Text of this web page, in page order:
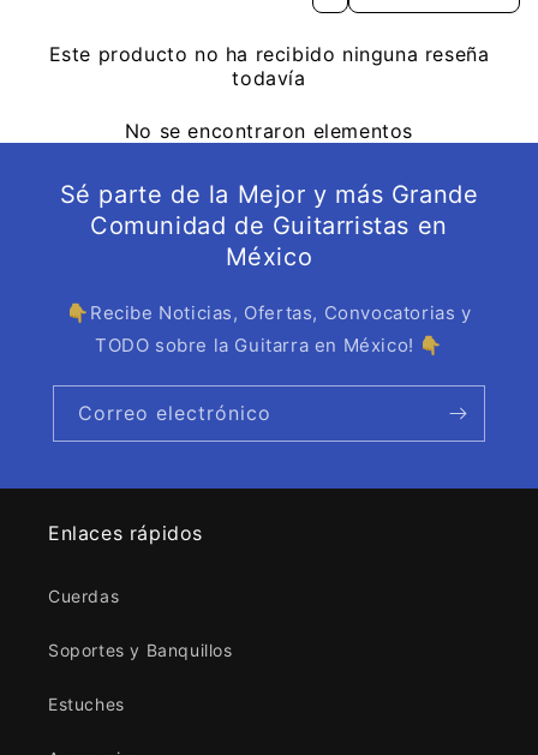
Este producto no ha recibido ninguna reseña
todavía
No se encontraron elementos
Sé parte de la Mejor y más Grande
Comunidad de Guitarristas en
México
👇Recibe Noticias, Ofertas, Convocatorias y
TODO sobre la Guitarra en México! 👇
Correo electrónico
Enlaces rápidos
Cuerdas
Soportes y Banquillos
Estuches